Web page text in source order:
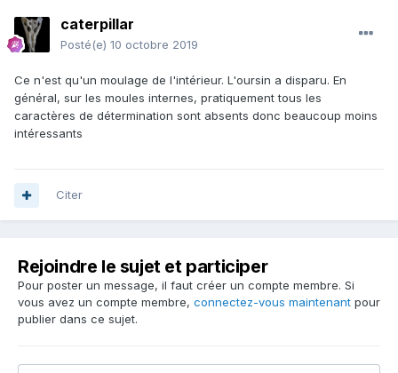
caterpillar
Posté(e) 10 octobre 2019
Ce n'est qu'un moulage de l'intérieur. L'oursin a disparu. En
général, sur les moules internes, pratiquement tous les
caractères de détermination sont absents donc beaucoup moins
intéressants
Citer
Rejoindre le sujet et participer
Pour poster un message, il faut créer un compte membre. Si
vous avez un compte membre, connectez-vous maintenant pour
publier dans ce sujet.